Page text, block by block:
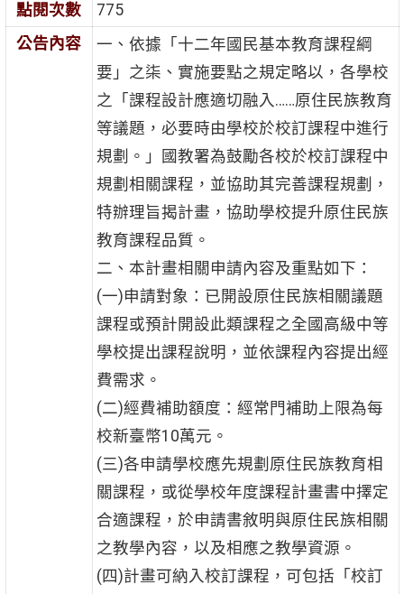
點閱次數
775
公告內容
一、依據「十二年國民基本教育課程綱
要」之柒、實施要點之規定略以，各學校
之「課程設計應適切融入……原住民族教育
等議題，必要時由學校於校訂課程中進行
規劃。」國教署為鼓勵各校於校訂課程中
規劃相關課程，並協助其完善課程規劃，
特辦理旨揭計畫，協助學校提升原住民族
教育課程品質。
二、本計畫相關申請內容及重點如下：
(一)申請對象：已開設原住民族相關議題
課程或預計開設此類課程之全國高級中等
學校提出課程說明，並依課程內容提出經
費需求。
(二)經費補助額度：經常門補助上限為每
校新臺幣10萬元。
(三)各申請學校應先規劃原住民族教育相
關課程，或從學校年度課程計畫書中擇定
合適課程，於申請書敘明與原住民族相關
之教學內容，以及相應之教學資源。
(四)計畫可納入校訂課程，可包括「校訂